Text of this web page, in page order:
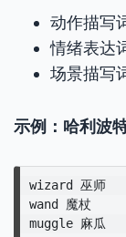
动作描写
情绪表达
场景描写
示例：哈利波
wizard 巫师
wand 魔杖